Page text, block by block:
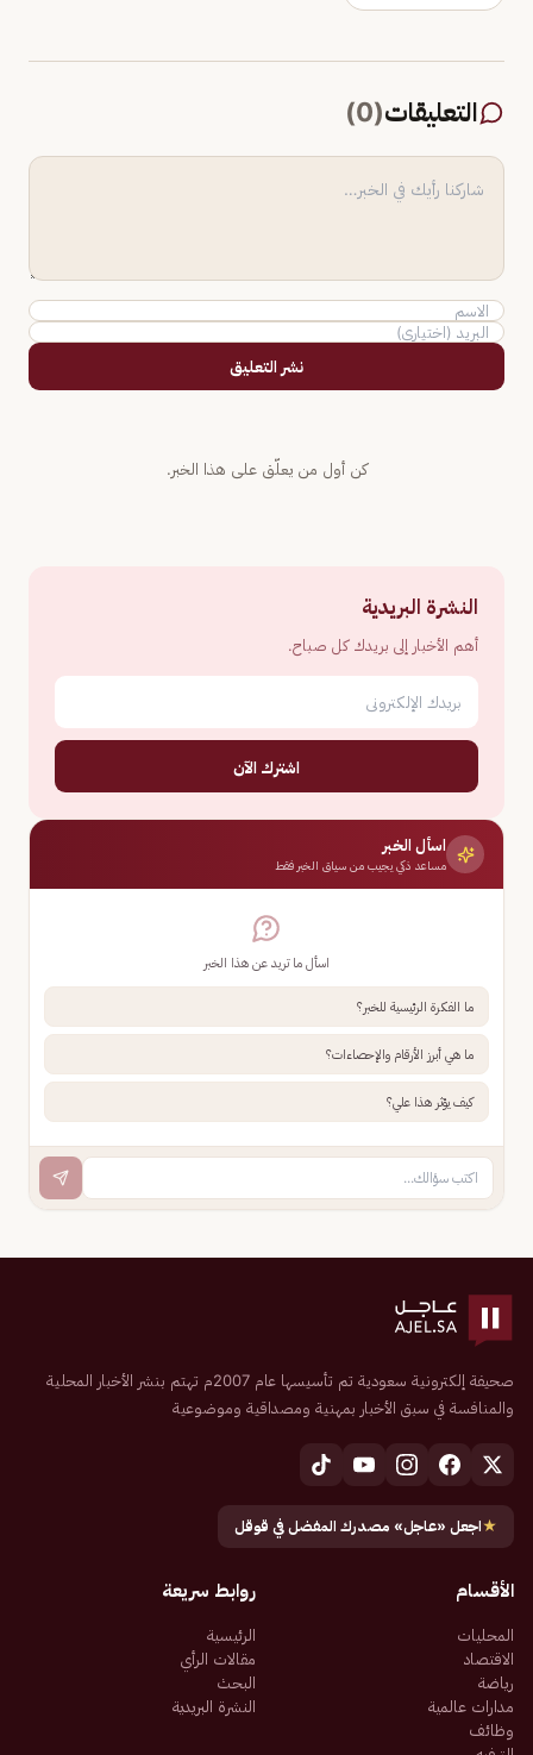
التعليقات(
0
)
نشر التعليق
كن أول من يعلّق على هذا الخبر.
النشرة البريدية
أهم الأخبار إلى بريدك كل صباح.
اشترك الآن
اسأل الخبر
مساعد ذكي يجيب من سياق الخبر فقط
اسأل ما تريد عن هذا الخبر
ما الفكرة الرئيسية للخبر؟
ما هي أبرز الأرقام والإحصاءات؟
كيف يؤثر هذا علي؟
صحيفة إلكترونية سعودية تم تأسيسها عام 2007م تهتم بنشر الأخبار المحلية
والمنافسة في سبق الأخبار بمهنية ومصداقية وموضوعية
★اجعل «عاجل» مصدرك المفضل في قوقل
الأقسام
المحليات
الاقتصاد
رياضة
مدارات عالمية
وظائف
روابط سريعة
الرئيسية
مقالات الرأي
البحث
النشرة البريدية